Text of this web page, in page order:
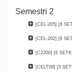
Semestri 2
[CEL-205] [6
[CEL-202] [6
[C2200] [6 SETK]
[CELT08] [3